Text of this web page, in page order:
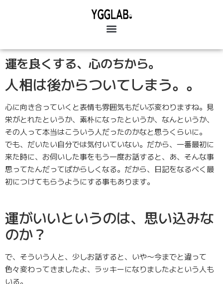
運を良くする、心のちから。
人相は後からついてしまう。。
心に向き合っていくと表情も雰囲気もだいぶ変わりますね。見
栄がとれたというか、素朴になったというか、なんというか、
その人って本当はこういう人だったのかなと思うくらいに。
でも、だいたい自分では気付いていない。だから、一番最初に
来た時に、お伺いした事をもう一度お話すると、あ、そんな事
思ってたんだってばからしくなる。 だから、日記をなるべく最
初につけてもらうようにする事もあります。
運がいいというのは、思い込みな
のか？
で、そういう人と、少しお話すると、いや〜今までと違って
色々変わってきましたよ、ラッキーになりましたよという人も
いる。